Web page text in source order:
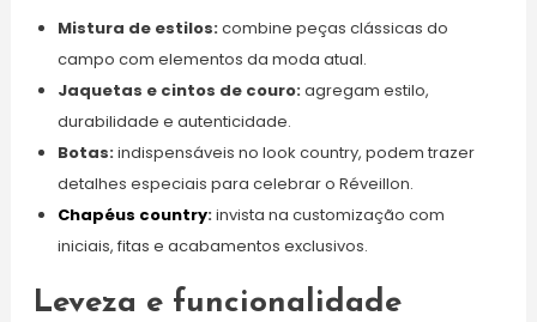
Mistura de estilos:combine peças clássicas do
campo com elementos da moda atual.
Jaquetas e cintos de couro:agregam estilo,
durabilidade e autenticidade.
Botas:indispensáveis no look country, podem trazer
detalhes especiais para celebrar o Réveillon.
Chapéus country:invista na customização com
iniciais, fitas e acabamentos exclusivos.
Leveza e funcionalidade